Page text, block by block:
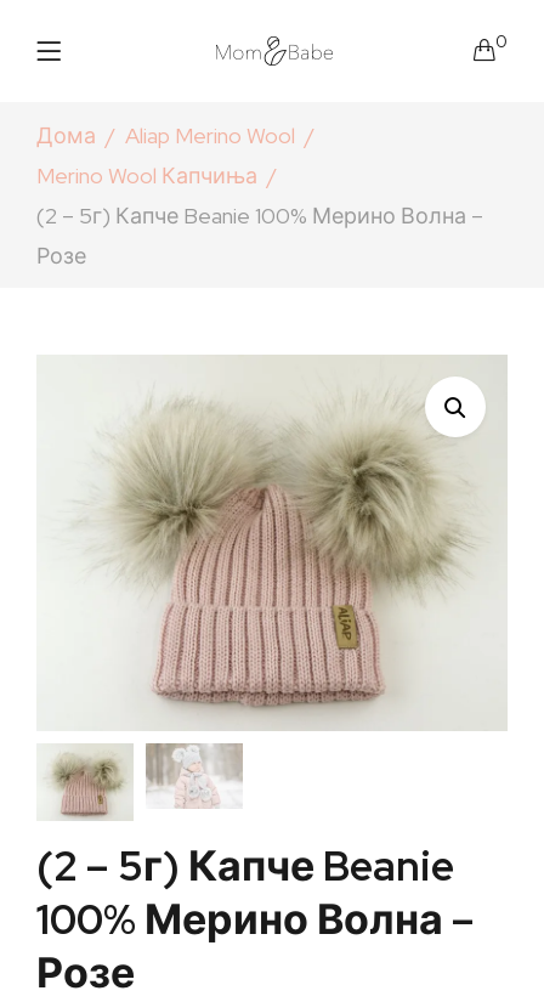
0
Дома
Aliap Merino Wool
Merino Wool Капчиња
(2 – 5г) Капче Beanie 100% Мерино Волна –
Розе
(2 – 5г) Капче Beanie
100% Мерино Волна –
Розе